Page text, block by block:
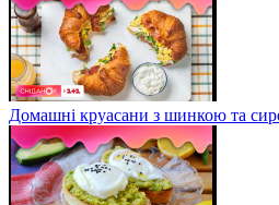
Домашні круасани з шинкою та